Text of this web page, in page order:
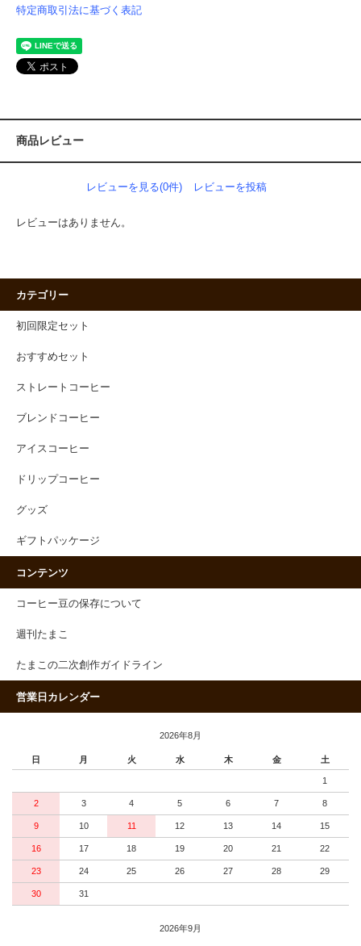
特定商取引法に基づく表記
商品レビュー
レビューを見る(0件) レビューを投稿
レビューはありません。
カテゴリー
初回限定セット
おすすめセット
ストレートコーヒー
ブレンドコーヒー
アイスコーヒー
ドリップコーヒー
グッズ
ギフトパッケージ
コンテンツ
コーヒー豆の保存について
週刊たまこ
たまこの二次創作ガイドライン
営業日カレンダー
2026年8月
日 月 火 水 木 金 土
1
2 3 4 5 6 7 8
9 10 11 12 13 14 15
16 17 18 19 20 21 22
23 24 25 26 27 28 29
30 31
2026年9月